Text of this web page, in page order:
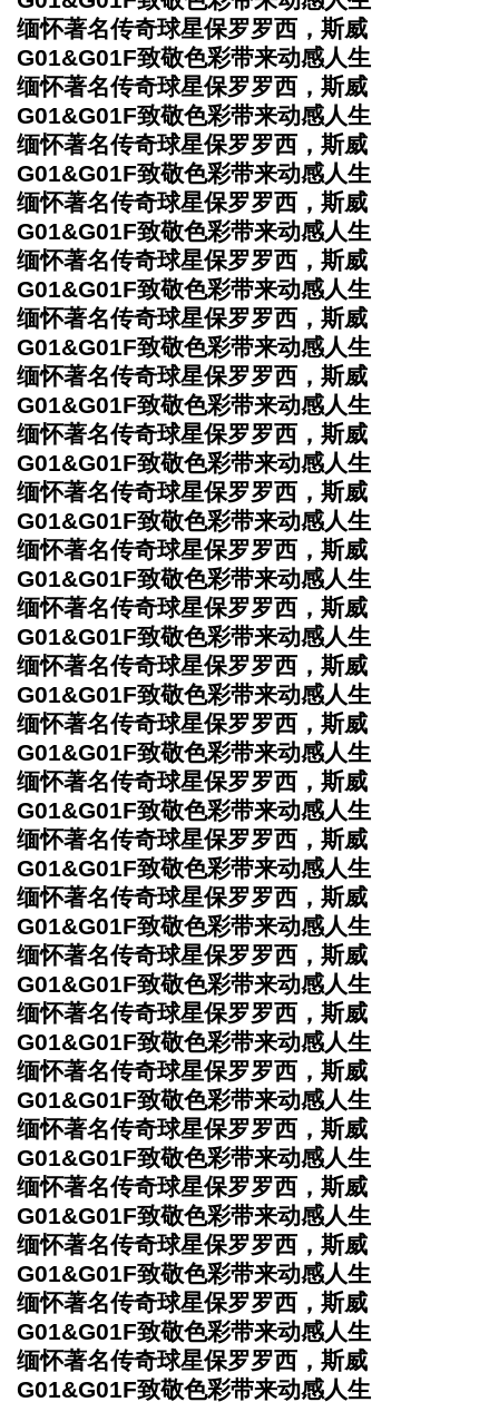
缅怀著名传奇球星保罗罗西，斯威
G01&G01F致敬色彩带来动感人生
缅怀著名传奇球星保罗罗西，斯威
G01&G01F致敬色彩带来动感人生
缅怀著名传奇球星保罗罗西，斯威
G01&G01F致敬色彩带来动感人生
缅怀著名传奇球星保罗罗西，斯威
G01&G01F致敬色彩带来动感人生
缅怀著名传奇球星保罗罗西，斯威
G01&G01F致敬色彩带来动感人生
缅怀著名传奇球星保罗罗西，斯威
G01&G01F致敬色彩带来动感人生
缅怀著名传奇球星保罗罗西，斯威
G01&G01F致敬色彩带来动感人生
缅怀著名传奇球星保罗罗西，斯威
G01&G01F致敬色彩带来动感人生
缅怀著名传奇球星保罗罗西，斯威
G01&G01F致敬色彩带来动感人生
缅怀著名传奇球星保罗罗西，斯威
G01&G01F致敬色彩带来动感人生
缅怀著名传奇球星保罗罗西，斯威
G01&G01F致敬色彩带来动感人生
缅怀著名传奇球星保罗罗西，斯威
G01&G01F致敬色彩带来动感人生
缅怀著名传奇球星保罗罗西，斯威
G01&G01F致敬色彩带来动感人生
缅怀著名传奇球星保罗罗西，斯威
G01&G01F致敬色彩带来动感人生
缅怀著名传奇球星保罗罗西，斯威
G01&G01F致敬色彩带来动感人生
缅怀著名传奇球星保罗罗西，斯威
G01&G01F致敬色彩带来动感人生
缅怀著名传奇球星保罗罗西，斯威
G01&G01F致敬色彩带来动感人生
缅怀著名传奇球星保罗罗西，斯威
G01&G01F致敬色彩带来动感人生
缅怀著名传奇球星保罗罗西，斯威
G01&G01F致敬色彩带来动感人生
缅怀著名传奇球星保罗罗西，斯威
G01&G01F致敬色彩带来动感人生
缅怀著名传奇球星保罗罗西，斯威
G01&G01F致敬色彩带来动感人生
缅怀著名传奇球星保罗罗西，斯威
G01&G01F致敬色彩带来动感人生
缅怀著名传奇球星保罗罗西，斯威
G01&G01F致敬色彩带来动感人生
缅怀著名传奇球星保罗罗西，斯威
G01&G01F致敬色彩带来动感人生